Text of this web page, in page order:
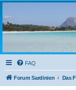
sardinien-
Das Forum der Freunde
FAQ
Forum Sardinien